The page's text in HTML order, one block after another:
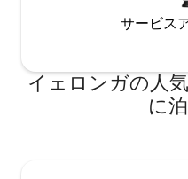
サービス
イェロンガの人
に